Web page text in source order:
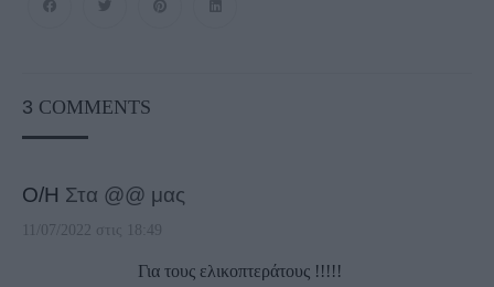
3 COMMENTS
Ο/Η Στα @@ μας
11/07/2022 στις 18:49
Για τους ελικοπτεράτους !!!!!